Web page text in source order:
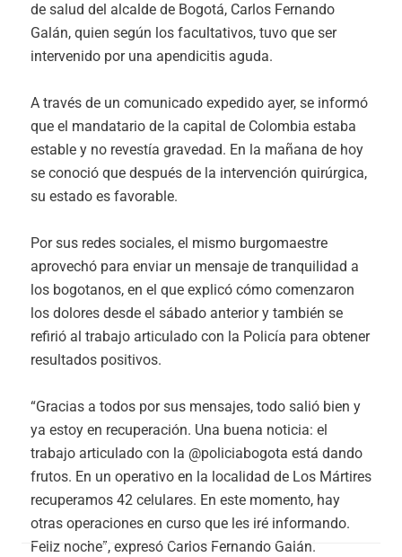
de salud del alcalde de Bogotá, Carlos Fernando
Galán, quien según los facultativos, tuvo que ser
intervenido por una apendicitis aguda.
A través de un comunicado expedido ayer, se informó
que el mandatario de la capital de Colombia estaba
estable y no revestía gravedad. En la mañana de hoy
se conoció que después de la intervención quirúrgica,
su estado es favorable.
Por sus redes sociales, el mismo burgomaestre
aprovechó para enviar un mensaje de tranquilidad a
los bogotanos, en el que explicó cómo comenzaron
los dolores desde el sábado anterior y también se
refirió al trabajo articulado con la Policía para obtener
resultados positivos.
“Gracias a todos por sus mensajes, todo salió bien y
ya estoy en recuperación. Una buena noticia: el
trabajo articulado con la @policiabogota está dando
frutos. En un operativo en la localidad de Los Mártires
recuperamos 42 celulares. En este momento, hay
otras operaciones en curso que les iré informando.
Feliz noche”, expresó Carlos Fernando Galán.